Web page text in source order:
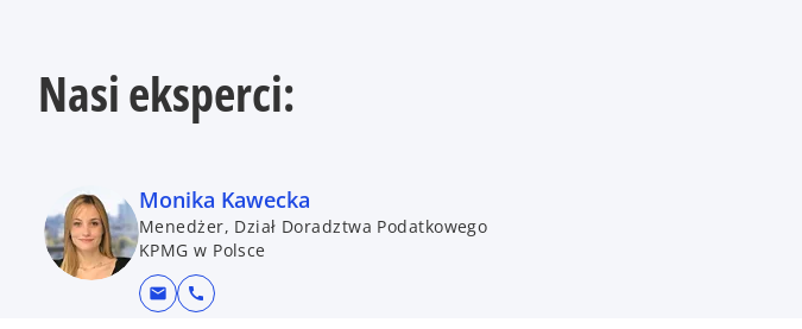
Nasi eksperci:
Monika Kawecka
Menedżer, Dział Doradztwa Podatkowego
KPMG w Polsce
mail call